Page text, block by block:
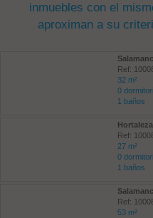
inmuebles con el
aproximan a su
Ref:
32 m²
0
1 baños
Ref:
27 m²
0
1 baños
Ref:
53 m²